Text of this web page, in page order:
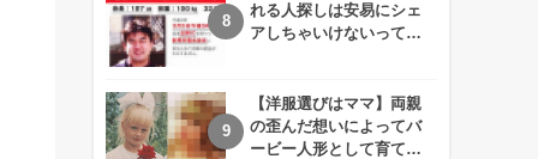
れる人探しは安易にシェ
アしちゃいけないって知
【洋服選びはママ】両親
の歪んだ想いによってバ
ービー人形として育てら